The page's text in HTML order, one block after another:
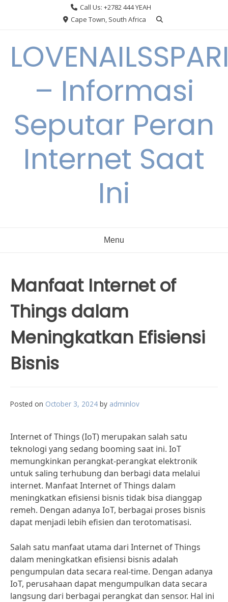
Call Us: +2782 444 YEAH
Cape Town, South Africa
– Informasi
Seputar Peran
Internet Saat
Ini
Menu
Manfaat Internet of
Things dalam
Meningkatkan Efisiensi
Bisnis
Posted on October 3, 2024 by adminlov
Internet of Things (IoT) merupakan salah satu
teknologi yang sedang booming saat ini. IoT
memungkinkan perangkat-perangkat elektronik
untuk saling terhubung dan berbagi data melalui
internet. Manfaat Internet of Things dalam
meningkatkan efisiensi bisnis tidak bisa dianggap
remeh. Dengan adanya IoT, berbagai proses bisnis
dapat menjadi lebih efisien dan terotomatisasi.
Salah satu manfaat utama dari Internet of Things
dalam meningkatkan efisiensi bisnis adalah
pengumpulan data secara real-time. Dengan adanya
IoT, perusahaan dapat mengumpulkan data secara
langsung dari berbagai perangkat dan sensor. Hal ini